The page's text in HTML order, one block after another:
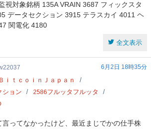
視対象銘柄 135A VRAIN 3687 フィックスタ
データセクション 3915 テラスカイ 4011 ヘ
関電化 4180
全文表示
6月2日 18時35分
ＢｉｔｃｏｉｎＪａｐａｎ
ション 2586フルッタフルッタ
ってなかったけど、最近まじでかの仕手株